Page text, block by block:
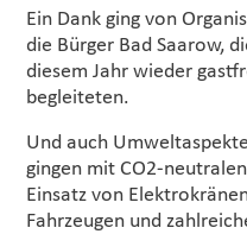
Ein Dank ging von
die Bürger Bad Saarow,
diesem Jahr wieder
begleiteten.
Und auch
gingen mit CO2-
Einsatz von
Fahrzeugen und